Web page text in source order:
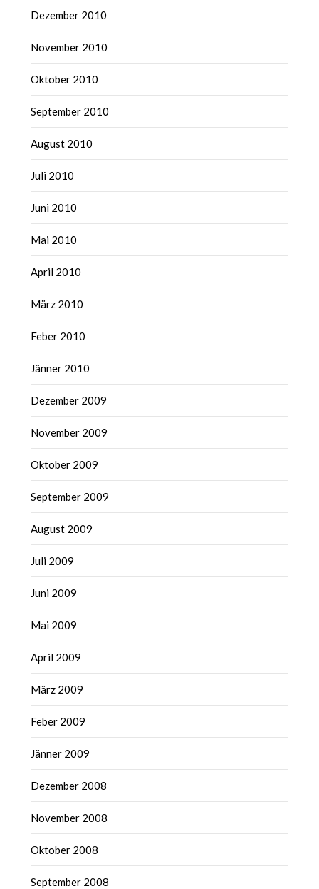
Dezember 2010
November 2010
Oktober 2010
September 2010
August 2010
Juli 2010
Juni 2010
Mai 2010
April 2010
März 2010
Feber 2010
Jänner 2010
Dezember 2009
November 2009
Oktober 2009
September 2009
August 2009
Juli 2009
Juni 2009
Mai 2009
April 2009
März 2009
Feber 2009
Jänner 2009
Dezember 2008
November 2008
Oktober 2008
September 2008